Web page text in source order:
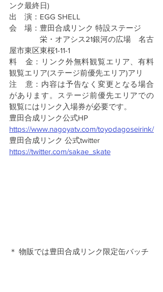
ンク最終日)
出　演：EGG SHELL
会　場：豊田合成リンク 特設ステージ
栄・オアシス21銀河の広場　名古
屋市東区東桜1-11-1
料　金：リンク外無料観覧エリア、有料
観覧エリア(ステージ前優先エリア)アリ
注　意：内容は予告なく変更となる場合
があります。ステージ前優先エリアでの
観覧にはリンク入場券が必要です。
豊田合成リンク公式HP
https://www.nagoyatv.com/toyodagoseirink/
豊田合成リンク 公式twitter
https://twitter.com/sakae_skate
＊ 物販では豊田合成リンク限定缶バッチ